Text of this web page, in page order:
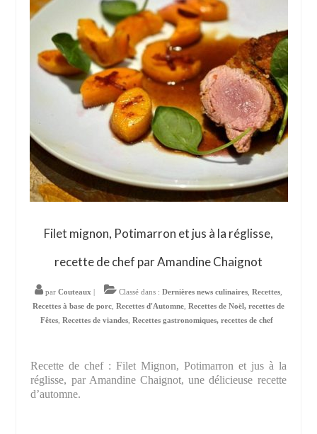
Filet mignon, Potimarron et jus à la réglisse,
recette de chef par Amandine Chaignot
par Couteaux Classé dans : Dernières news culinaires Recettes
Recettes à base de porc Recettes d'Automne Recettes de Noël, recettes de
Fêtes Recettes de viandes Recettes gastronomiques, recettes de chef
Recette de chef : Filet Mignon, Potimarron et jus à la
réglisse, par Amandine Chaignot, une délicieuse recette
d’automne.